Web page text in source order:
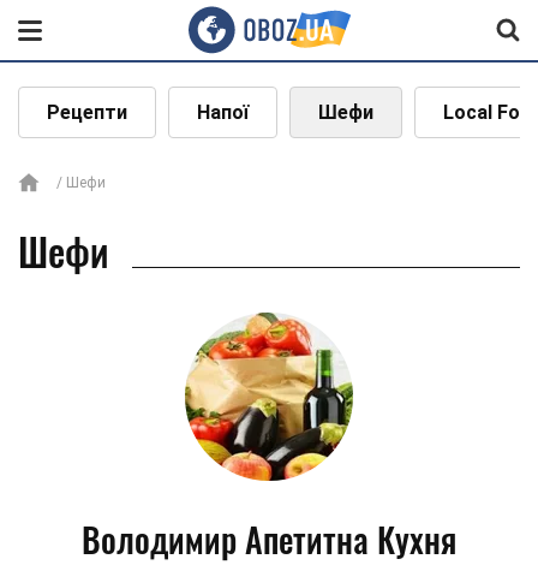
Рецепти Напої Шефи Local
Шефи
Шефи
Володимир Апетитна Кухня